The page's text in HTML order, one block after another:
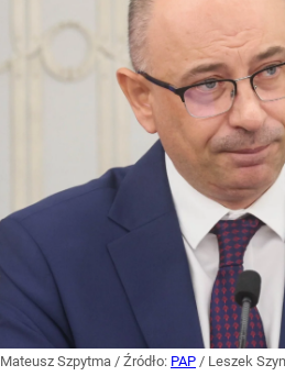
Mateusz Szpytma / Źródło: PAP / Leszek